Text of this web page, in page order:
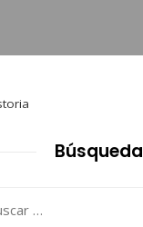
Búsqueda